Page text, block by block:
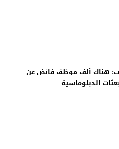
هناك ألف موظف فائض عن
الدبلوماسية